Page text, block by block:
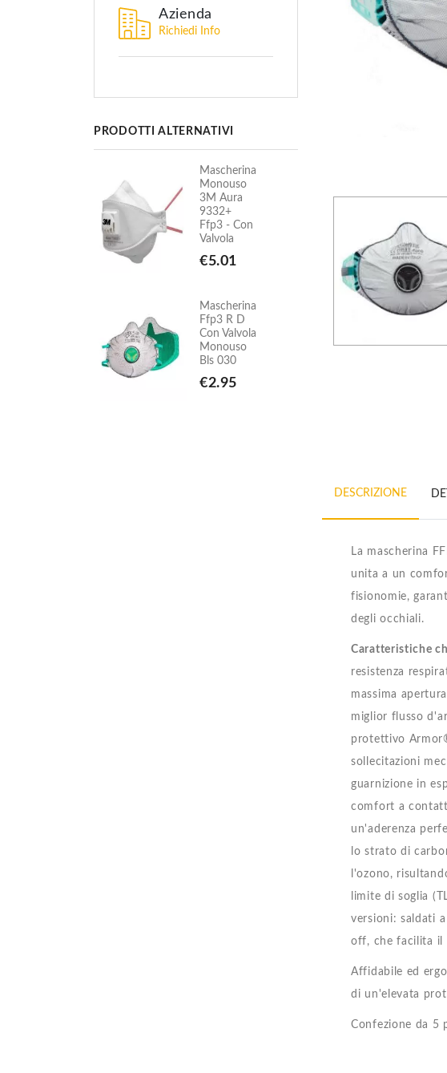
Azienda
Richiedi Info
PRODOTTI ALTERNATIVI
Mascherina
Monouso
3M Aura
9332+
Ffp3 - Con
Valvola
€5.01
Mascherina
Ffp3 R D
Con Valvola
Monouso
Bls 030
€2.95
3M Aura
Ffp3 -
Valvola
€5.01
Ffp3 R D
DESCRIZIONE
La mascherina
unita a un
fisionomie,
degli occhiali.
Caratteristiche
resistenza
massima
miglior flusso
protettivo
sollecitazioni
guarnizione in
comfort a
un'aderenza
lo strato di
l'ozono,
limite di soglia
versioni: saldati
off, che facilita il
Affidabile ed
di un'elevata
Confezione da 5